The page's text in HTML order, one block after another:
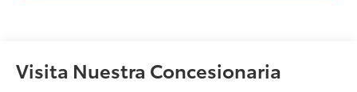
Visita Nuestra Concesionaria